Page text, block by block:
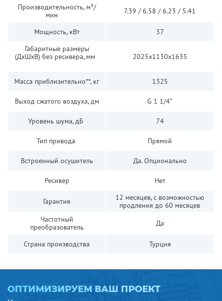
Производительность, м³/
мин
7.39 / 6.58 / 6.23 / 5.41
Мощность, кВт
37
Габаритные размеры
(ДхШхВ) без ресивера, мм
2025х1130х1635
Масса приблизительно**, кг 1325
Выход сжатого воздуха, дм G 1 1/4”
Уровень шума, дБ 74
Тип привода Прямой
Встроенный осушитель Да. Опционально
Ресивер Нет
Гарантия
12 месяцев, с возможностью
продления до 60 месяцев
Частотный
преобразователь
Да
Страна производства Турция
ОПТИМИЗИРУЕМ ВАШ ПРОЕКТ